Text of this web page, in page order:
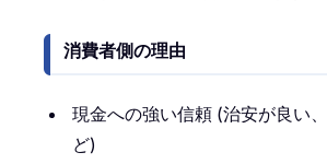
消費者側の理由
現金への強い信頼 (治安が良い
ど)